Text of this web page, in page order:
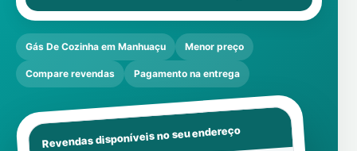
Gás De Cozinha em Manhuaçu Menor preço
Compare revendas Pagamento na entrega
Revendas disponíveis no seu endereço